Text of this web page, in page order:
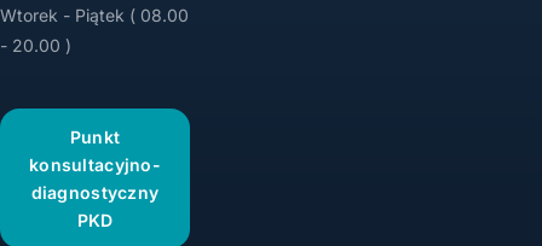
Wtorek - Piątek ( 08.00
- 20.00 )
Punkt
konsultacyjno-
diagnostyczny
PKD